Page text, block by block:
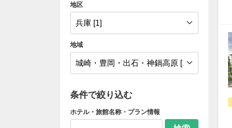
地区
地域
条件で絞り込む
ホテル・旅館名称・プラン情報